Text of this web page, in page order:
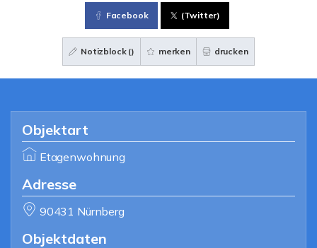
Facebook (Twitter)
Notizblock () merken drucken
Objektart
Etagenwohnung
Adresse
90431 Nürnberg
Objektdaten